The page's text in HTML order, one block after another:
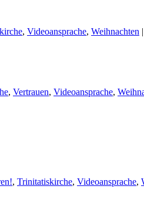
, Videoansprache, Weihnachten |
, Vertrauen, Videoansprache,
, Trinitatiskirche, Videoansprache,